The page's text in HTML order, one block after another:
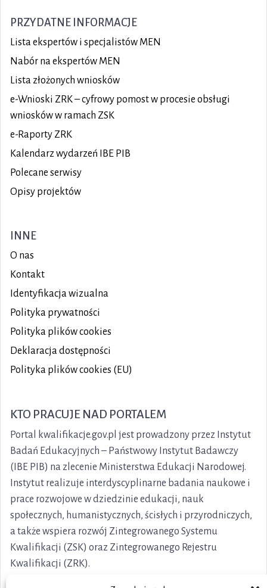
PRZYDATNE INFORMACJE
Lista ekspertów i specjalistów MEN
Nabór na ekspertów MEN
Lista złożonych wniosków
e-Wnioski ZRK – cyfrowy pomost w procesie obsługi
wniosków w ramach ZSK
e-Raporty ZRK
Kalendarz wydarzeń IBE PIB
Polecane serwisy
Opisy projektów
INNE
O nas
Kontakt
Identyfikacja wizualna
Polityka prywatności
Polityka plikówcookies
Deklaracja dostępności
Polityka plików cookies (EU)
KTO PRACUJE NAD PORTALEM
Portal kwalifikacje.gov.pl jest prowadzony przez Instytut
Badań Edukacyjnych – Państwowy Instytut Badawczy
(IBE PIB) na zlecenie Ministerstwa Edukacji Narodowej.
Instytut realizuje interdyscyplinarne badania naukowe i
prace rozwojowe w dziedzinie edukacji, nauk
społecznych, humanistycznych, ścisłych i przyrodniczych,
a także wspiera rozwój Zintegrowanego Systemu
Kwalifikacji (ZSK) oraz Zintegrowanego Rejestru
Kwalifikacji (ZRK).